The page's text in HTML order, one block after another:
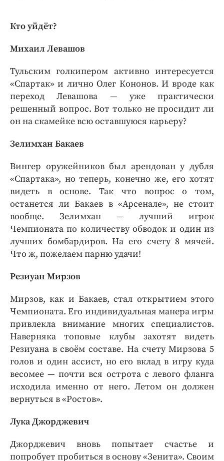
Кто уйдёт?
Михаил Левашов
Тульским голкипером активно интересуется
«Спартак» и лично Олег Кононов. И вроде как
переход Левашова — уже практически
решенный вопрос. Вот только не просидит ли
он на скамейке всю оставшуюся карьеру?
Зелимхан Бакаев
Вингер оружейников был арендован у дубля
«Спартака», но теперь, конечно же, его хотят
видеть в основе. Так что вопрос о том,
останется ли Бакаев в «Арсенале», не стоит
вообще. Зелимхан — лучший игрок
Чемпионата по количеству обводок и один из
лучших бомбардиров. На его счету 8 мячей.
Что ж, пожелаем парню удачи!
Резиуан Мирзов
Мирзов, как и Бакаев, стал открытием этого
Чемпионата. Его индивидуальная манера игры
привлекла внимание многих специалистов.
Наверняка топовые клубы захотят видеть
Резиуана в своём составе. На счету Мирзова 5
голов и один ассист, но его вклад в игру куда
весомее — почти вся острота с левого фланга
исходила именно от него. Летом он должен
вернуться в «Ростов».
Лука Джорджевич
Джорджевич вновь попытает счастье и
попробует пробиться в основу «Зенита». Своим